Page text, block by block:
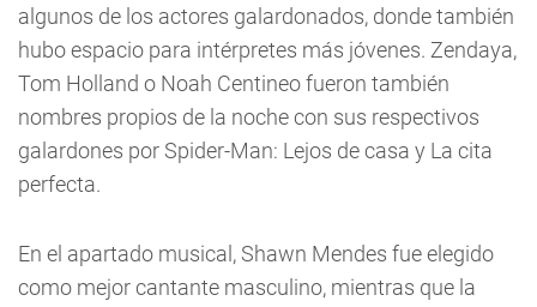
algunos de los actores galardonados, donde también
hubo espacio para intérpretes más jóvenes. Zendaya,
Tom Holland o Noah Centineo fueron también
nombres propios de la noche con sus respectivos
galardones por Spider-Man: Lejos de casa y La cita
perfecta.
En el apartado musical, Shawn Mendes fue elegido
como mejor cantante masculino, mientras que la